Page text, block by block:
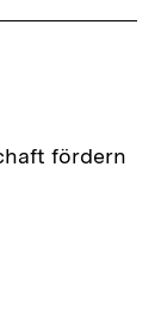
fördern